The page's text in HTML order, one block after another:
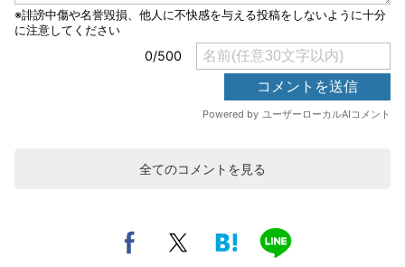
全てのコメントを見る